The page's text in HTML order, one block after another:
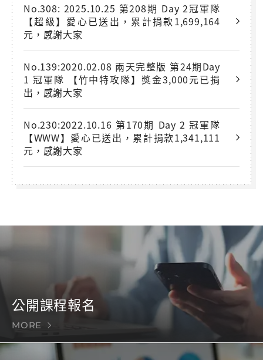
No.308: 2025.10.25 第208期 Day 2冠軍隊
【超級】愛心已送出，累計捐款1,699,164
元，感謝大家
No.139:2020.02.08 兩天完整版 第24期Day
1 冠軍隊 【竹中特攻隊】獎金3,000元已捐
出，感謝大家
No.230:2022.10.16 第170期 Day 2 冠軍隊
【WWW】愛心已送出，累計捐款1,341,111
元，感謝大家
公開課程報名
MORE